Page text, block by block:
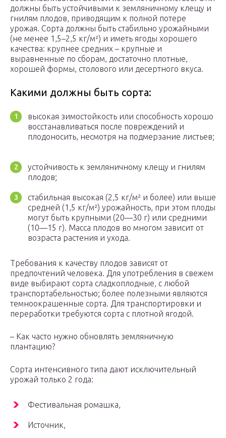
должны быть устойчивыми к земляничному клещу и
гнилям плодов, приводящим к полной потере
урожая. Сорта должны быть стабильно урожайными
(не менее 1,5–2,5 кг/м²) и иметь ягоды хорошего
качества: крупнее средних – крупные и
выравненные по сборам, достаточно плотные,
хорошей формы, столового или десертного вкуса.
Какими должны быть сорта:
высокая зимостойкость или способность хорошо
вос­станавливаться после повреж­дений и
плодоносить, несмо­тря на подмерзание листьев;
устойчивость к землянич­ному клещу и гнилям
плодов;
стабильная высокая (2,5 кг/м² и более) или выше
средней (1,5 кг/м²) урожайность, при этом плоды
могут быть крупными (20—30 г) или средними
(10—15 г). Масса плодов во многом зависит от
возраста растения и ухода.
Требования к качеству пло­дов зависят от
предпочтений человека. Для употребления в свежем
виде выбирают сор­та сладкоплодные, с любой
транспортабельностью; более полезными являются
темно­окрашенные сорта. Для транс­портировки и
переработки тре­буются сорта с плотной ягодой.
– Как часто нужно обновлять земляничную
плантацию?
Сорта интенсивного типа дают исключительный
урожай только 2 года:
Фестивальная ромашка,
Источник,